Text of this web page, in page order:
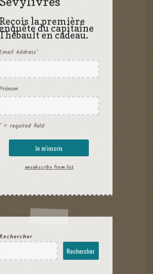
la première
enquête du capitaine
en cadeau.
Email Address*
* = required field
unsubscribe from list
Rechercher
Rechercher